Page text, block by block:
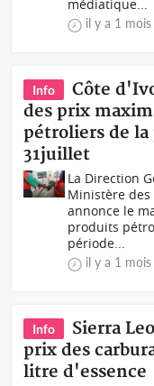
médiatique...
il y a 1 mois
Info
Côte
des prix
pétroliers de la
31juillet
La Direction
Ministère des
annonce le
produits
période...
il y a 1 mois
Info
Sierra
prix des
litre d'essence